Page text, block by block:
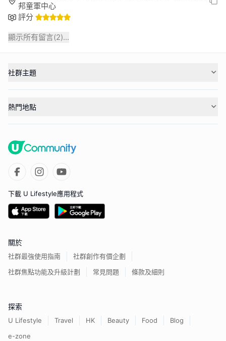
邦童軍中心
評分
顯示所有留言(2)...
社群主題
熱門地點
下載 U Lifestyle應用程式
關於
社群最強使用指南
社群創作有價企劃
社群焦點功能及升級計劃
常見問題 條款及細則
探索
U Lifestyle Travel HK Beauty Food
Blog
e-zone